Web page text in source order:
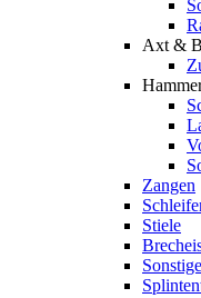
Axt &
Zangen
Stiele